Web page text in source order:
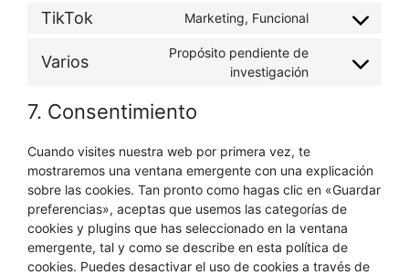
service
TikTok Marketing, Funcional
Consent
service
Varios
Propósito pendiente de
investigación
Consent
7. Consentimiento
Cuando visites nuestra web por primera vez, te
mostraremos una ventana emergente con una explicación
sobre las cookies. Tan pronto como hagas clic en «Guardar
preferencias», aceptas que usemos las categorías de
cookies y plugins que has seleccionado en la ventana
emergente, tal y como se describe en esta política de
cookies. Puedes desactivar el uso de cookies a través de